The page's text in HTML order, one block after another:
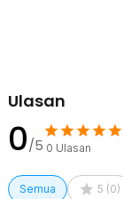
Ulasan
0/5 0 Ulasan
Semua 5 (0)